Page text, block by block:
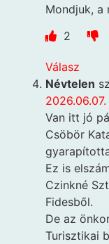
Mondjuk, a
2
Válasz
Névtelen
Van itt jó
Csöbör
Ez is
Czinkné
Fidesből.
De az
Turisztikai